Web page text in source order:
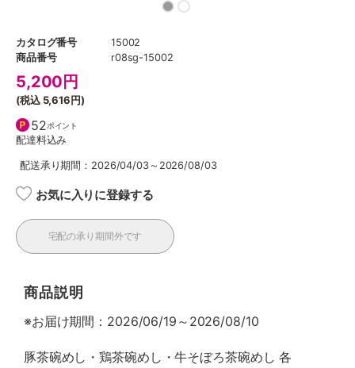
カタログ番号
15002
商品番号
r08sg-15002
5,200 円
(税込 5,616円)
52ポイント
配達料込み
配送承り期間：2026/04/03～2026/08/03
お気に入りに登録する
宅配の承り期間外です
商品説明
※お届け期間：2026/06/19～2026/08/10
豚茶碗めし・鶏茶碗めし・牛そぼろ茶碗めし 各